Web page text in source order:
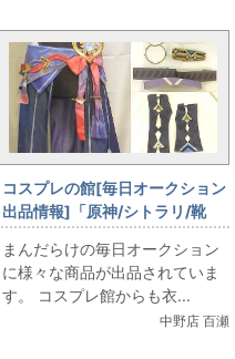
コスプレの館[毎日オークション
出品情報]「原神/シトラリ/靴
(23cm程度)付き/女性用Sサイズ
程度(日本サイズ)/コスプレ衣
装」を出品しています
まんだらけの毎日オークション
に様々な商品が出品されていま
す。 コスプレ館からも衣...
中野店 百瀬